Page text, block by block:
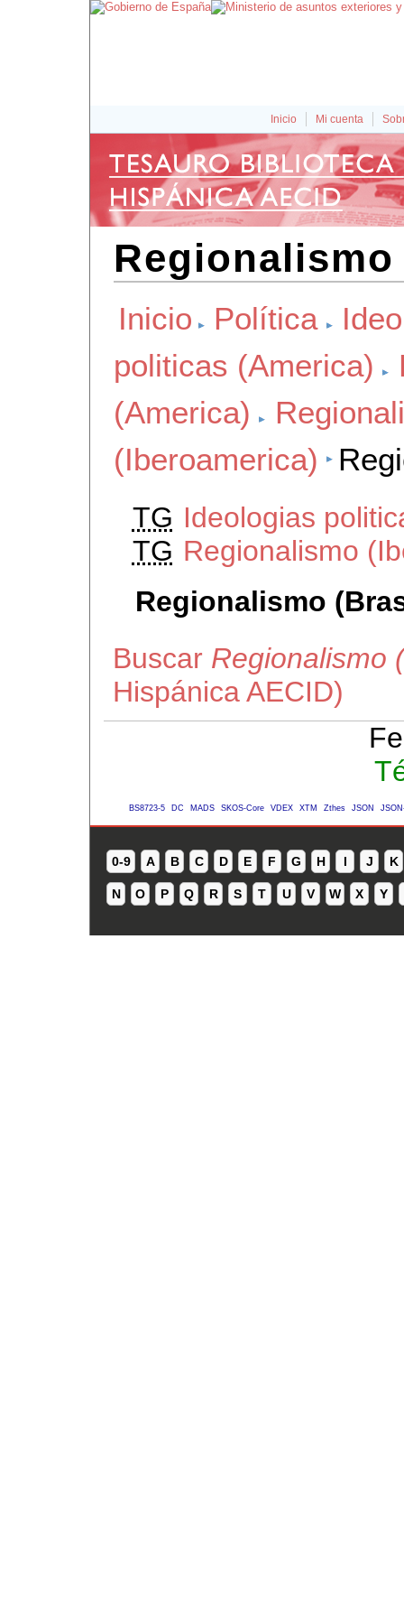
Inicio Mi cuenta
Inicio Política
politicas (America)
(America)
(Iberoamerica)
TG Ideologias
TG Regionalismo
Regionalismo
Buscar Regionalismo
Hispánica AECID)
BS8723-5 DC MADS SKOS-Core VDEX XTM Zthes JSON
0-9 A B C D E F G H I J K
N O P Q R S T U V W X Y